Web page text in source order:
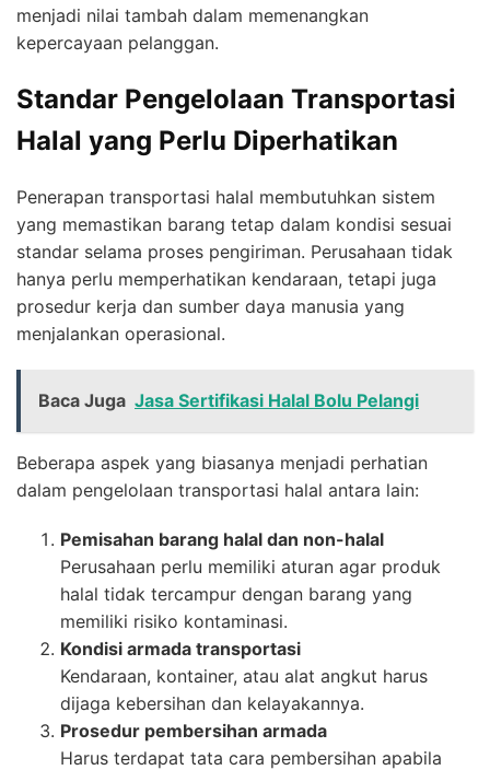
menjadi nilai tambah dalam memenangkan
kepercayaan pelanggan.
Standar Pengelolaan Transportasi
Halal yang Perlu Diperhatikan
Penerapan transportasi halal membutuhkan sistem
yang memastikan barang tetap dalam kondisi sesuai
standar selama proses pengiriman. Perusahaan tidak
hanya perlu memperhatikan kendaraan, tetapi juga
prosedur kerja dan sumber daya manusia yang
menjalankan operasional.
Baca Juga Jasa Sertifikasi Halal Bolu Pelangi
Beberapa aspek yang biasanya menjadi perhatian
dalam pengelolaan transportasi halal antara lain:
Pemisahan barang halal dan non-halal
Perusahaan perlu memiliki aturan agar produk
halal tidak tercampur dengan barang yang
memiliki risiko kontaminasi.
Kondisi armada transportasi
Kendaraan, kontainer, atau alat angkut harus
dijaga kebersihan dan kelayakannya.
Prosedur pembersihan armada
Harus terdapat tata cara pembersihan apabila